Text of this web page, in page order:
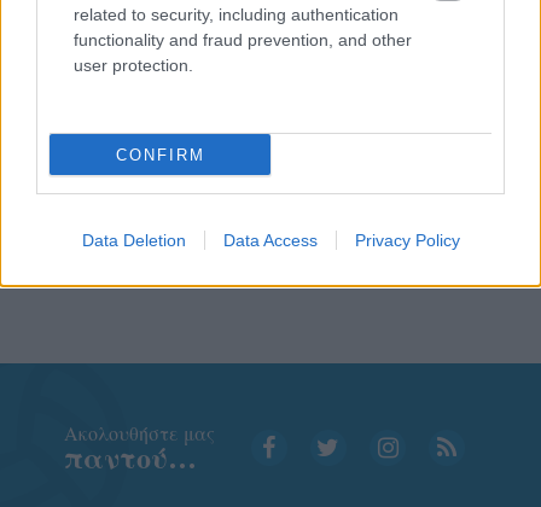
related to security, including authentication
functionality and fraud prevention, and other
user protection.
CONFIRM
Data Deletion Data Access Privacy Policy
Aκολουθήστε μας
παντού…